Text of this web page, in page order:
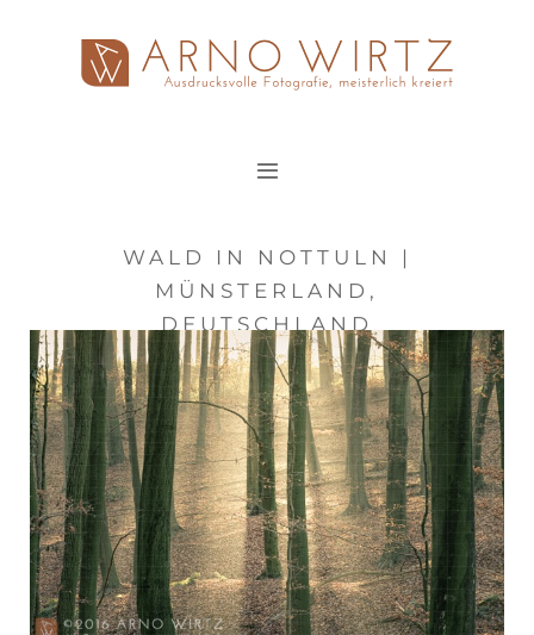
springen
WALD IN NOTTULN |
MÜNSTERLAND,
DEUTSCHLAND